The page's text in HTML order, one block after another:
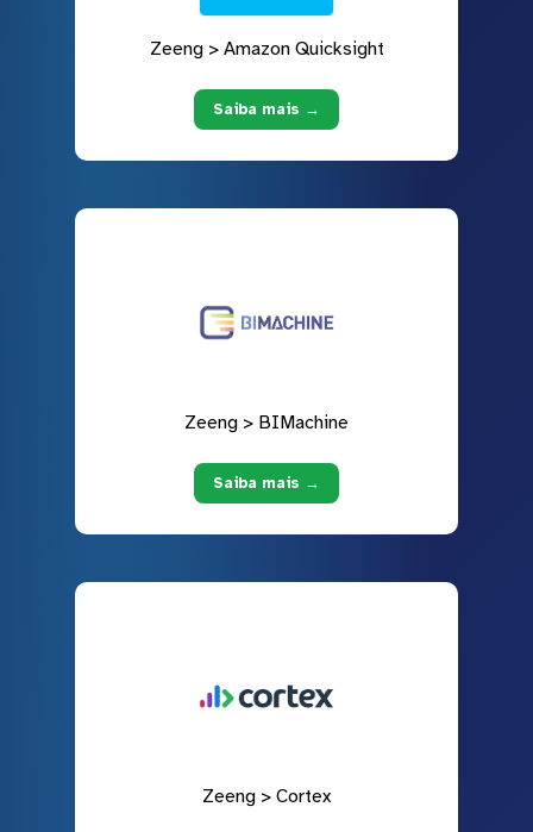
Zeeng > Amazon Quicksight
Saiba mais →
Zeeng > BIMachine
Saiba mais →
Zeeng > Cortex